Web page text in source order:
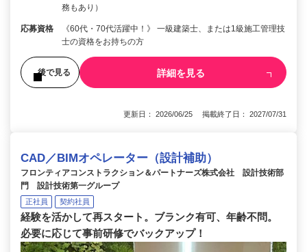
務もあり）
応募資格
《60代・70代活躍中！》 一級建築士、または1級施工管理技
士の資格をお持ちの方
後で見る 詳細を見る
更新日： 2026/06/25 掲載終了日： 2027/07/31
CAD／BIMオペレーター（設計補助）
フロンティアコンストラクション＆パートナーズ株式会社 設計技術部
門 設計技術第一グループ
正社員 契約社員
経験を活かして再スタート。ブランク有可、年齢不問。
必要に応じて事前研修でバックアップ！